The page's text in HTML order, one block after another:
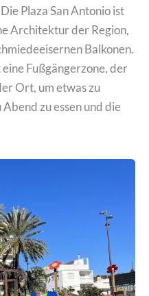
Plaza San Antonio ist
Architektur der Region,
Balkonen.
Fußgängerzone, der
Ort, um etwas zu
zu essen und die